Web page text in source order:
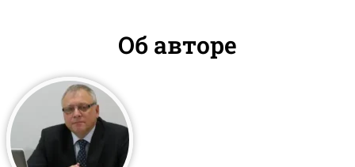
Об авторе